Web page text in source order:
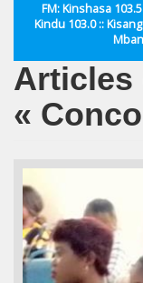
FM: Kinshasa
Kindu 103.0 ::
Articles
«